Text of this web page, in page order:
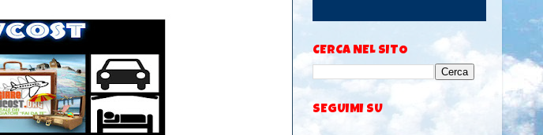
CERCA NEL SITO
SEGUIMI SU